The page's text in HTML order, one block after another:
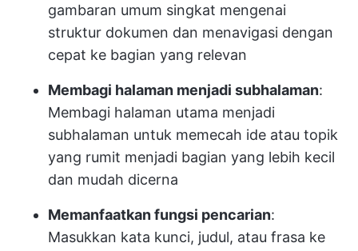
gambaran umum singkat mengenai
struktur dokumen dan menavigasi dengan
cepat ke bagian yang relevan
Membagi halaman menjadi subhalaman:
Membagi halaman utama menjadi
subhalaman untuk memecah ide atau topik
yang rumit menjadi bagian yang lebih kecil
dan mudah dicerna
Memanfaatkan fungsi pencarian:
Masukkan kata kunci, judul, atau frasa ke